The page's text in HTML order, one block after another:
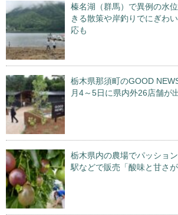
榛名湖（群馬）で異例の水
きる散策や岸釣りでにぎわ
応も
栃木県那須町のGOOD
月4～5日に県内外26店舗が
栃木県内の農場でパッショ
駅などで販売「酸味と甘さ